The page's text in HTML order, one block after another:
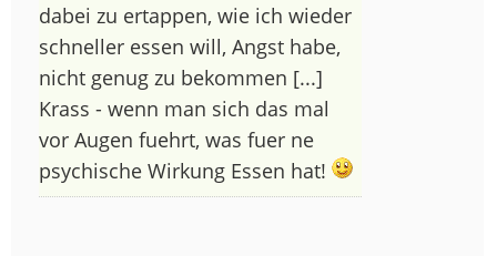
dabei zu ertappen, wie ich wieder
schneller essen will, Angst habe,
nicht genug zu bekommen [...]
Krass - wenn man sich das mal
vor Augen fuehrt, was fuer ne
psychische Wirkung Essen hat!